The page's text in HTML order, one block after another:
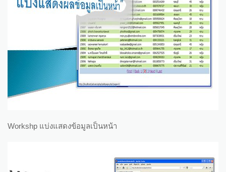
Workshp แบ่งแสดงข้อมูลเป็นหน้า